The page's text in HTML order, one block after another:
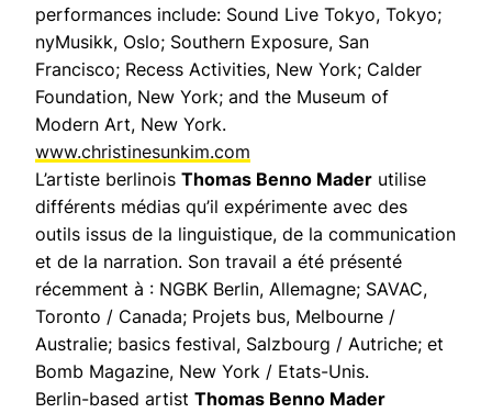
performances include: Sound Live Tokyo, Tokyo;
nyMusikk, Oslo; Southern Exposure, San
Francisco; Recess Activities, New York; Calder
Foundation, New York; and the Museum of
Modern Art, New York.
www.christinesunkim.com
L’artiste berlinois Thomas Benno Mader utilise
différents médias qu’il expérimente avec des
outils issus de la linguistique, de la communication
et de la narration. Son travail a été présenté
récemment à : NGBK Berlin, Allemagne; SAVAC,
Toronto / Canada; Projets bus, Melbourne /
Australie; basics festival, Salzbourg / Autriche; et
Bomb Magazine, New York / Etats-Unis.
Berlin-based artist Thomas Benno Mader